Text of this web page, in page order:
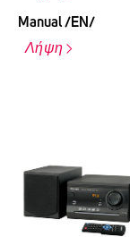
Manual /EN/
Λήψη